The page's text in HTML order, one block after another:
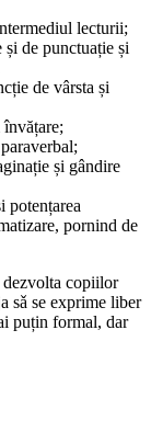
lecturii;
de punctuație și
de vârsta și
și gândire
potențarea
pornind de
dezvolta copiilor
sǎ se exprime liber
puțin formal, dar